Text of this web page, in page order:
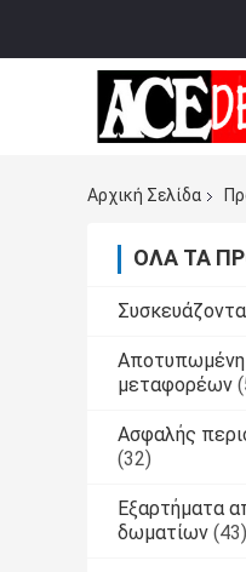
Αρχική Σελίδα
ΌΛΑ ΤΑ
Αποτυπωμένη
μεταφορέων
Ασφαλής
(32)
Εξαρτήματα
δωματίων (43)